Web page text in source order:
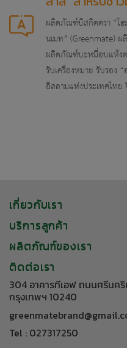
ผลิตภัณฑ์บิสกิตตรา “โ
นเมท” (Greenmate)
ผลิตภัณฑ์บะหมี่อบแห้งต
รับเครื่องหมาย รับรอง
อิสลามแห่งประเทศไท
เกี่ยวกับเรา
บริการลูกค้า
ผลิตภัณฑ์ของเรา
ติดต่อเรา
304 อาคารทีเอฟ ถนนศรีนค
กรุงเทพฯ 10240
Tel : 027317250